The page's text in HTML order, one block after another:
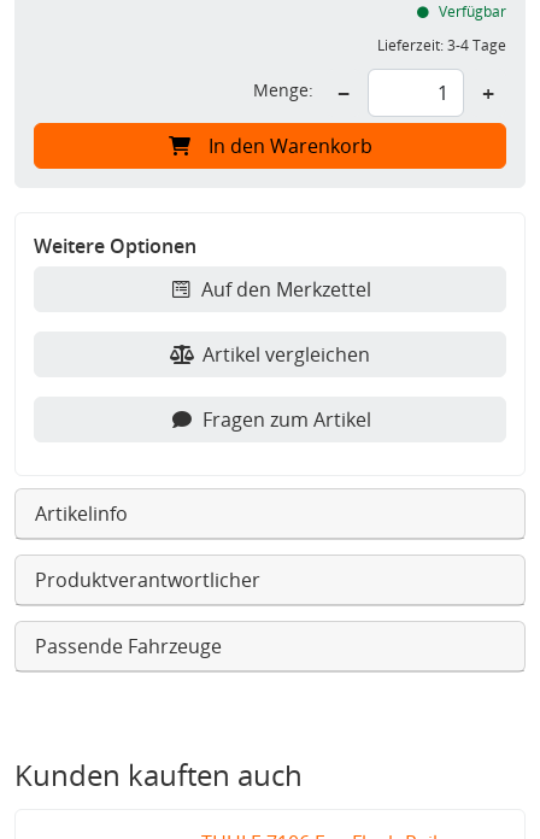
Verfügbar
Lieferzeit:3-4 Tage
Menge: − +
In den Warenkorb
Weitere Optionen
Auf den Merkzettel
Artikel vergleichen
Fragen zum Artikel
Artikelinfo
Produktverantwortlicher
Passende Fahrzeuge
Kunden kauften auch